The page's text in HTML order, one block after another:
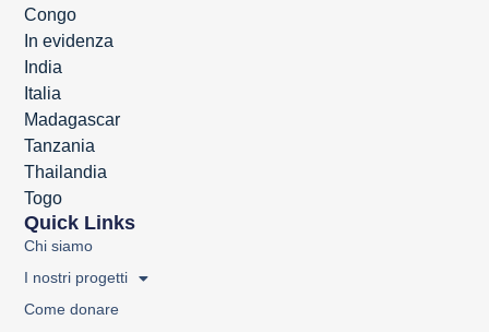
Congo
In evidenza
India
Italia
Madagascar
Tanzania
Thailandia
Togo
Quick Links
Chi siamo
I nostri progetti
Come donare